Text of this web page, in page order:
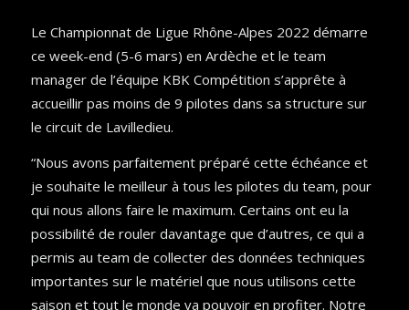
Le Championnat de Ligue Rhône-Alpes 2022 démarre
ce week-end (5-6 mars) en Ardèche et le team
manager de l’équipe KBK Compétition s’apprête à
accueillir pas moins de 9 pilotes dans sa structure sur
le circuit de Lavilledieu.
“Nous avons parfaitement préparé cette échéance et
je souhaite le meilleur à tous les pilotes du team, pour
qui nous allons faire le maximum. Certains ont eu la
possibilité de rouler davantage que d’autres, ce qui a
permis au team de collecter des données techniques
importantes sur le matériel que nous utilisons cette
saison et tout le monde va pouvoir en profiter. Notre